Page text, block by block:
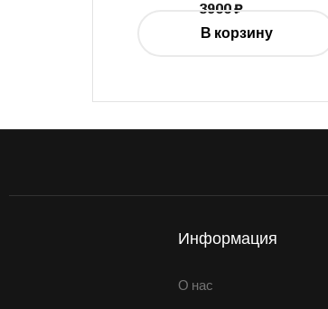
3900₽
В корзину
Информация
О нас